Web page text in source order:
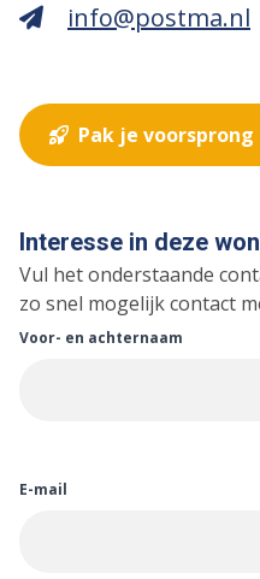
info@postma.nl
Pak je voorsprong
Interesse in deze
Vul het onderstaande
zo snel mogelijk contact
Voor- en achternaam
E-mail